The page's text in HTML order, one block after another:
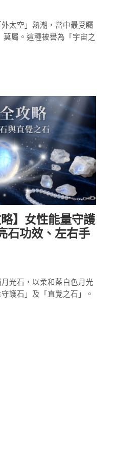
太空」熱潮，當中最受矚
屬。這種被譽為「宇宙之
】女性能量守護
石功效、左右手
光石，以柔和藍白色月光
護石」及「直覺之石」。